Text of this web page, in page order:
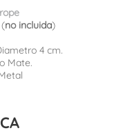
no incluida)
4 cm.
Mate.